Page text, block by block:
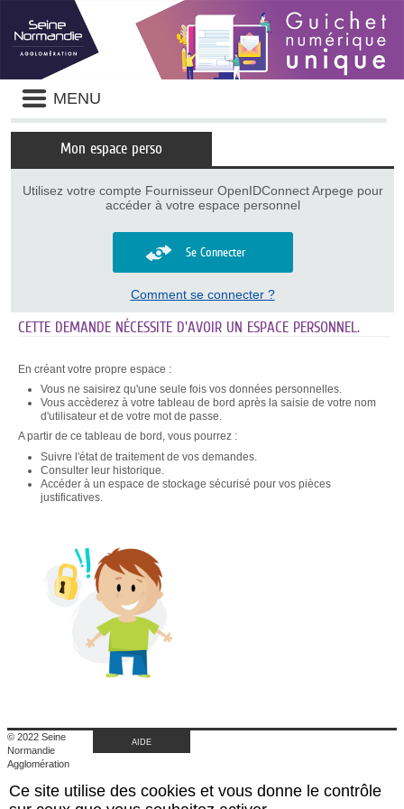
Liste
des
avertissements
MENU
Mon espace perso
Utilisez votre compte Fournisseur OpenIDConnect Arpege pour
accéder à votre espace personnel
Se Connecter
Comment se connecter ?
CETTE DEMANDE NÉCESSITE D'AVOIR UN ESPACE PERSONNEL.
En créant votre propre espace :
Vous ne saisirez qu'une seule fois vos données personnelles.
Vous accèderez à votre tableau de bord après la saisie de votre nom
d'utilisateur et de votre mot de passe.
A partir de ce tableau de bord, vous pourrez :
Suivre l'état de traitement de vos demandes.
Consulter leur historique.
Accéder à un espace de stockage sécurisé pour vos pièces
justificatives.
© 2022 Seine
Normandie
Agglomération
Retour au site de
l'agglomération
AIDE
Panneau de gestion des cookies
Ce site utilise des cookies et vous donne le contrôle